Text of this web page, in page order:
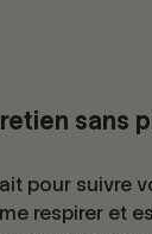
sans
pour suivre
respirer et